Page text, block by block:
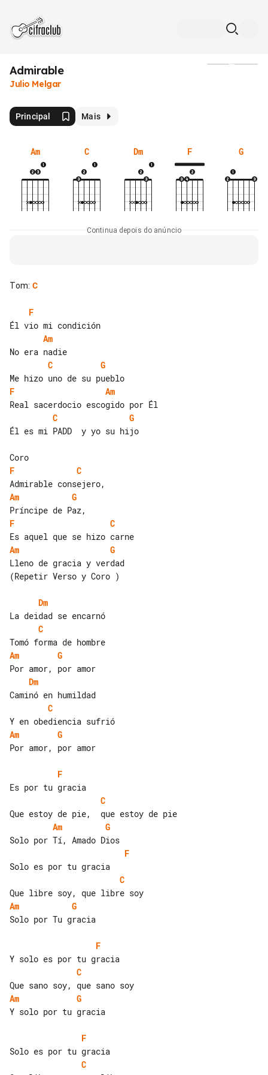
Admirable
Julio Melgar
Principal Mais
Am C Dm F G
Continua depois do anúncio
Tom: C
F
Am
C
G
F
Am
C
G
Él es mi PADD  y yo su hijo
F
C
Am
G
F
C
Am
G
Lleno de gracia y verdad
(Repetir Verso y Coro )
Dm
C
Am
G
Dm
C
Am
G
Por amor, por amor
F
C
Am
G
F
C
Am
G
Solo por Tu gracia
F
C
Am
G
Y solo por tu gracia
F
C